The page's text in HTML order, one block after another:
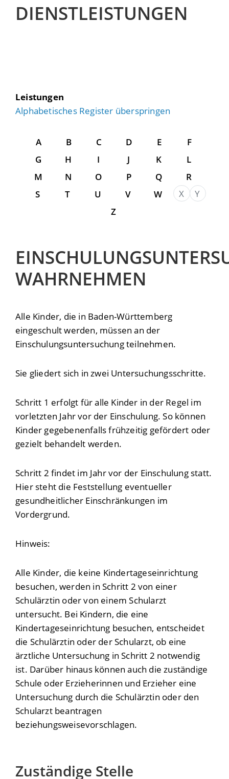
DIENSTLEISTUNGEN
Leistungen
Alphabetisches Register überspringen
A B C D E
F
G
H I J K
L
M
N O P Q
R
S
T U V W X
Y
Z
WAHRNEHMEN
Alle Kinder, die in Baden-Württemberg
eingeschult werden, müssen an der
Einschulungsuntersuchung teilnehmen.
Sie gliedert sich in zwei Untersuchungsschritte.
Schritt 1 erfolgt für alle Kinder in der Regel im
vorletzten Jahr vor der Einschulung. So können
Kinder gegebenenfalls frühzeitig gefördert oder
gezielt behandelt werden.
Schritt 2 findet im Jahr vor der Einschulung statt.
Hier steht die Feststellung eventueller
gesundheitlicher Einschränkungen im
Vordergrund.
Hinweis:
Alle Kinder, die keine Kindertageseinrichtung
besuchen, werden in Schritt 2 von einer
Schulärztin oder von einem Schularzt
untersucht. Bei Kindern, die eine
Kindertageseinrichtung besuchen, entscheidet
die Schulärztin oder der Schularzt, ob eine
ärztliche Untersuchung in Schritt 2 notwendig
ist. Darüber hinaus können auch die zuständige
Schule oder Erzieherinnen und Erzieher eine
Untersuchung durch die Schulärztin oder den
Schularzt beantragen
beziehungsweisevorschlagen.
Zuständige Stelle